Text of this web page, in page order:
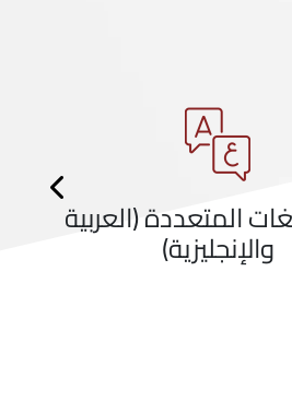
Previousالمتعددة (العربية
والإنجليزية)